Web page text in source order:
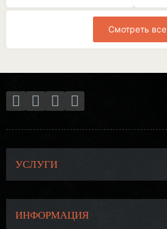
Смотреть все
УСЛУГИ
ИНФОРМАЦИЯ